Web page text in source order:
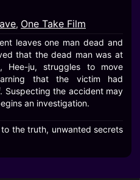
, One Take Film
leaves one man dead and
that the dead man was at
Hee-ju, struggles to move
that the victim had
Suspecting the accident may
an investigation.
the truth, unwanted secrets